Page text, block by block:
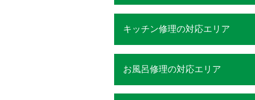
キッチン修理の対応エリア
お風呂修理の対応エリア